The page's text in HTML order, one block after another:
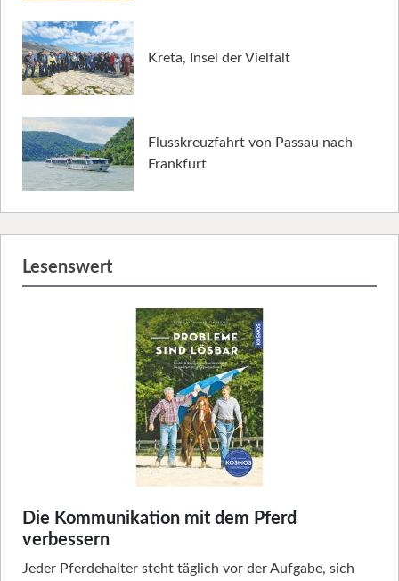
Kreta, Insel der Vielfalt
Flusskreuzfahrt von Passau nach
Frankfurt
Lesenswert
Die Kommunikation mit dem Pferd
verbessern
Jeder Pferdehalter steht täglich vor der Aufgabe, sich